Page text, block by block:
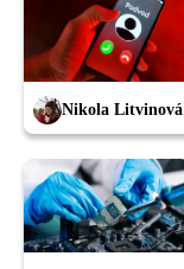
Nikola Litvinová